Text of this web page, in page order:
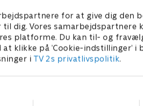
for at give dig den
dig. Vores samarbejdspartnere
platforme. Du kan til- og
klikke på ’Cookie-indstillinger’ i
i TV 2s privatlivspolitik.